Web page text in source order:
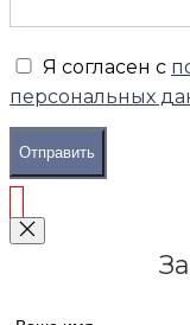
Я согласен с
персональных
Отправить